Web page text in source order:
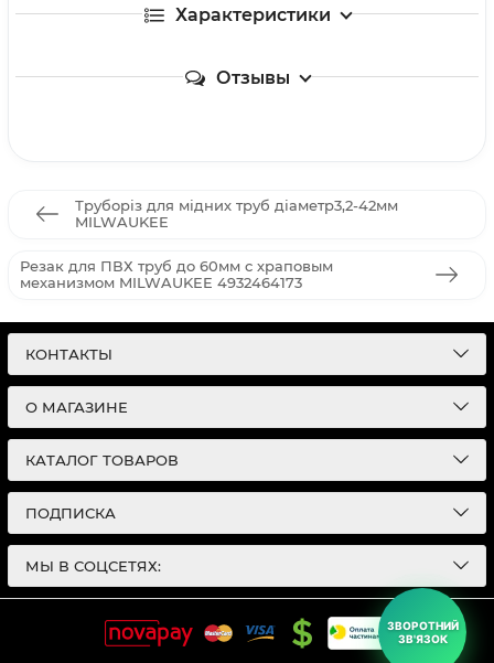
ЗВОРОТНИЙ
ЗВ'ЯЗОК
Характеристики
Отзывы
Труборіз для мідних труб діаметр3,2-42мм
MILWAUKEE
Резак для ПВХ труб до 60мм с храповым
механизмом MILWAUKEE 4932464173
КОНТАКТЫ
О МАГАЗИНЕ
КАТАЛОГ ТОВАРОВ
ПОДПИСКА
МЫ В СОЦСЕТЯХ: